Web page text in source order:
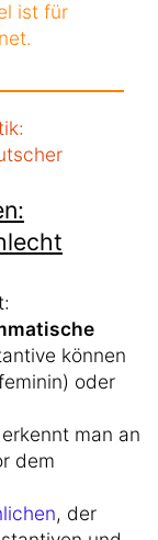
ist für
können
oder
man an
dem
, der